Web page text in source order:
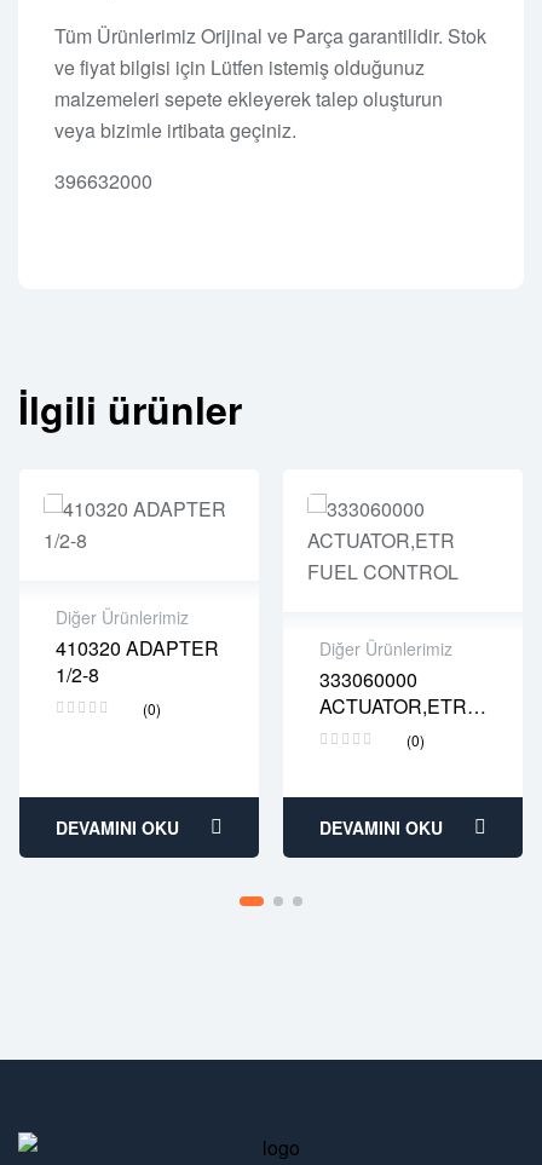
Tüm Ürünlerimiz Orijinal ve Parça garantilidir. Stok
ve fiyat bilgisi için Lütfen istemiş olduğunuz
malzemeleri sepete ekleyerek talep oluşturun
veya bizimle irtibata geçiniz.
396632000
İlgili ürünler
Diğer Ürünlerimiz
410320 ADAPTER
1/2-8
(0)
2 years warranty
Delivery time: 1-2
business days
DEVAMINI OKU
Diğer Ürünlerimiz
333060000
ACTUATOR,ETR
FUEL CONTROL
(0)
2 years warranty
Delivery time: 1-2
business days
DEVAMINI OKU